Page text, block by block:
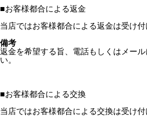
■お客様都合による返金
当店ではお客様都合による返金は受け付
備考
返金を希望する旨、電話もしくはメー
い。
■お客様都合による交換
当店ではお客様都合による交換は受け付